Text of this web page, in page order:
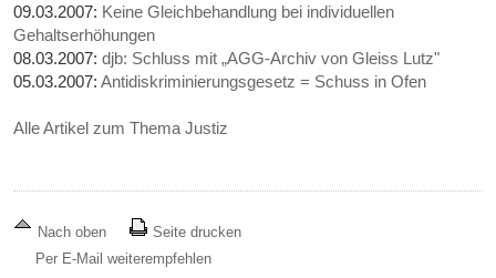
09.03.2007: Keine Gleichbehandlung bei individuellen
Gehaltserhöhungen
08.03.2007:djb: Schluss mit „AGG-Archiv von Gleiss Lutz"
05.03.2007:Antidiskriminierungsgesetz = Schuss in Ofen
Alle Artikel zum Thema Justiz
Nach oben
Seite drucken
Per E-Mail weiterempfehlen